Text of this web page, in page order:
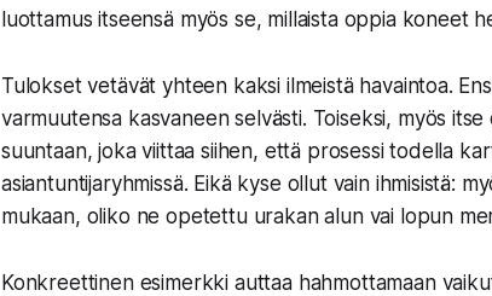
luottamus itseensä myös se, millaista oppia koneet
Tulokset vetävät yhteen kaksi ilmeistä havaintoa.
varmuutensa kasvaneen selvästi. Toiseksi, myös
suuntaan, joka viittaa siihen, että prosessi todella
asiantuntijaryhmissä. Eikä kyse ollut vain ihmisistä:
mukaan, oliko ne opetettu urakan alun vai lopun
Konkreettinen esimerkki auttaa hahmottamaan